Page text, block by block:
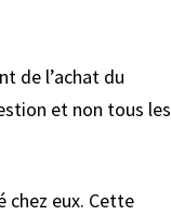
de l’achat du
et non tous les
chez eux. Cette